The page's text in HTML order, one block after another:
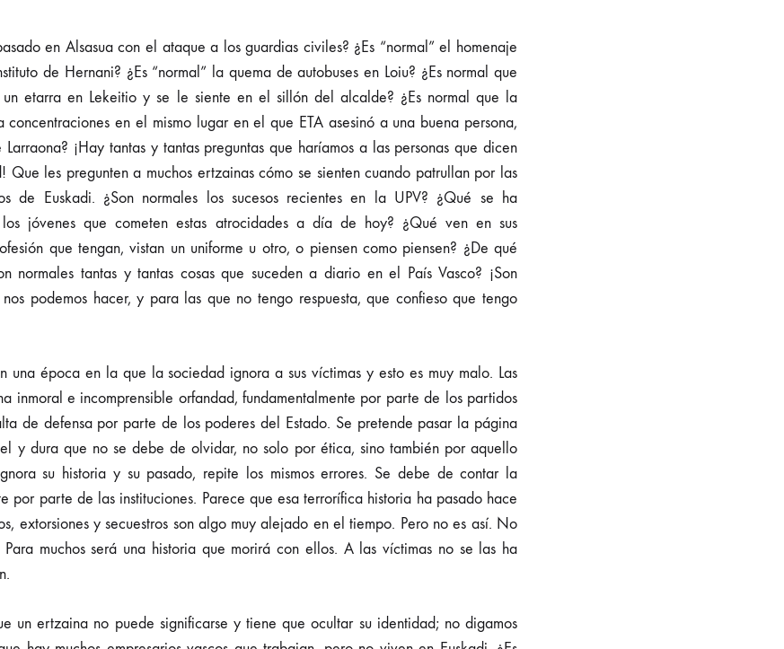
en Alsasua con el ataque a los guardias civiles? ¿Es “normal” el homenaje
de Hernani? ¿Es “normal” la quema de autobuses en Loiu? ¿Es normal que
etarra en Lekeitio y se le siente en el sillón del alcalde? ¿Es normal que la
en el mismo lugar en el que ETA asesinó a una buena persona,
¡Hay tantas y tantas preguntas que haríamos a las personas que dicen
Que les pregunten a muchos ertzainas cómo se sienten cuando patrullan por las
de Euskadi. ¿Son normales los sucesos recientes en la UPV? ¿Qué se ha
jóvenes que cometen estas atrocidades a día de hoy? ¿Qué ven en sus
que tengan, vistan un uniforme u otro, o piensen como piensen? ¿De qué
normales tantas y tantas cosas que suceden a diario en el País Vasco? ¡Son
podemos hacer, y para las que no tengo respuesta, que confieso que tengo
una época en la que la sociedad ignora a sus víctimas y esto es muy malo. Las
inmoral e incomprensible orfandad, fundamentalmente por parte de los partidos
de defensa por parte de los poderes del Estado. Se pretende pasar la página
y dura que no se debe de olvidar, no solo por ética, sino también por aquello
su historia y su pasado, repite los mismos errores. Se debe de contar la
por parte de las instituciones. Parece que esa terrorífica historia ha pasado hace
extorsiones y secuestros son algo muy alejado en el tiempo. Pero no es así. No
muchos será una historia que morirá con ellos. A las víctimas no se las ha
un ertzaina no puede significarse y tiene que ocultar su identidad; no digamos